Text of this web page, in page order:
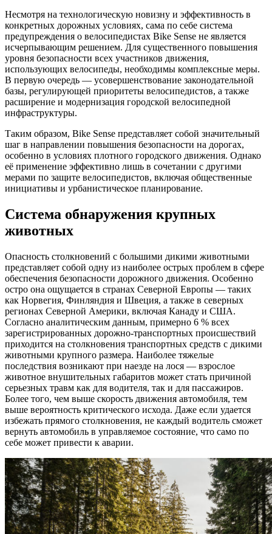
Несмотря на технологическую новизну и эффективность в
конкретных дорожных условиях, сама по себе система
предупреждения о велосипедистах Bike Sense не является
исчерпывающим решением. Для существенного повышения
уровня безопасности всех участников движения,
использующих велосипеды, необходимы комплексные меры.
В первую очередь — усовершенствование законодательной
базы, регулирующей приоритеты велосипедистов, а также
расширение и модернизация городской велосипедной
инфраструктуры.
Таким образом, Bike Sense представляет собой значительный
шаг в направлении повышения безопасности на дорогах,
особенно в условиях плотного городского движения. Однако
её применение эффективно лишь в сочетании с другими
мерами по защите велосипедистов, включая общественные
инициативы и урбанистическое планирование.
Система обнаружения крупных
животных
Опасность столкновений с большими дикими животными
представляет собой одну из наиболее острых проблем в сфере
обеспечения безопасности дорожного движения. Особенно
остро она ощущается в странах Северной Европы — таких
как Норвегия, Финляндия и Швеция, а также в северных
регионах Северной Америки, включая Канаду и США.
Согласно аналитическим данным, примерно 6 % всех
зарегистрированных дорожно-транспортных происшествий
приходится на столкновения транспортных средств с дикими
животными крупного размера. Наиболее тяжелые
последствия возникают при наезде на лося — взрослое
животное внушительных габаритов может стать причиной
серьезных травм как для водителя, так и для пассажиров.
Более того, чем выше скорость движения автомобиля, тем
выше вероятность критического исхода. Даже если удается
избежать прямого столкновения, не каждый водитель сможет
вернуть автомобиль в управляемое состояние, что само по
себе может привести к аварии.